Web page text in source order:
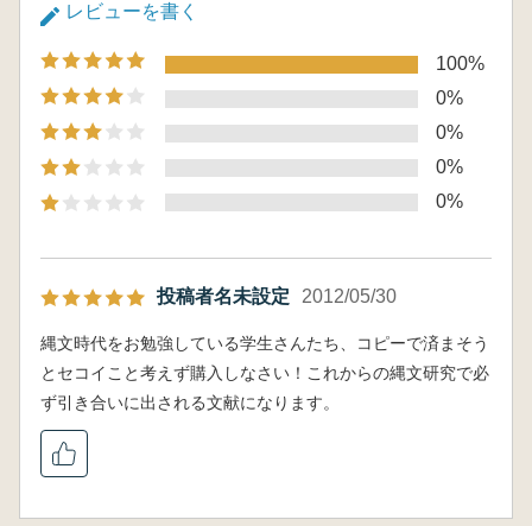
レビューを書く
100%
0%
0%
0%
0%
投稿者名未設定 2012/05/30
縄文時代をお勉強している学生さんたち、コピーで済まそう
とセコイこと考えず購入しなさい！これからの縄文研究で必
ず引き合いに出される文献になります。